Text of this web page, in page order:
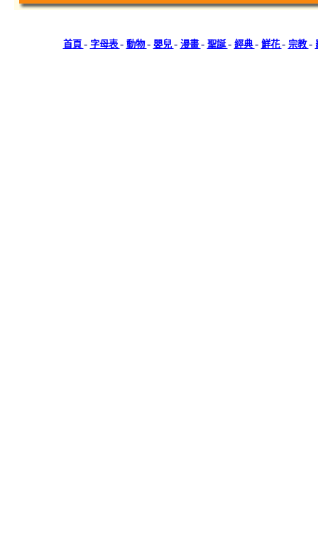
首頁 - 字母表 - 動物- 嬰兒- 漫畫- 聖誕- 經典- 鮮花- 宗教-